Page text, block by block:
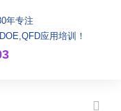
年专注
应用培训！